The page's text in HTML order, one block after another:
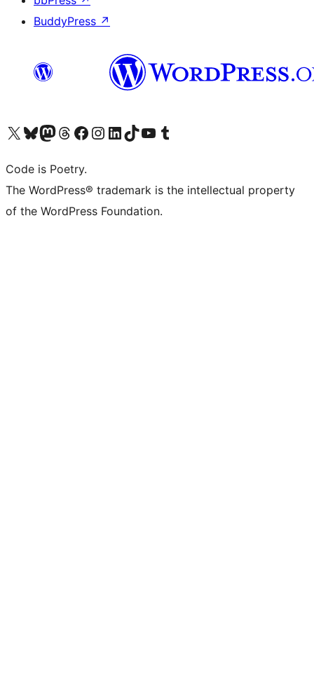
BuddyPress ↗
Visit our X (formerly Twitter) account
ഞങ്ങളുടെ ബ്ലൂസ്കൈ അക്കൗണ്ട് സന്ദർശിക്കുക
Visit our Mastodon account
ഞങ്ങളുടെ ത്രെഡ്സ് അക്കൗണ്ട് സന്ദർശിക്കുക
Visit our Facebook page
Visit our Instagram account
Visit our LinkedIn account
ഞങ്ങളുടെ ടിക് ടോക് അക്കൗണ്ട് സന്ദർശിക്കുക
Visit our YouTube channel
ഞങ്ങളുടെ ടംബ്ലർ അക്കൗണ്ട് സന്ദർശിക്കുക
Code is Poetry.
The WordPress® trademark is the intellectual property
of the WordPress Foundation.